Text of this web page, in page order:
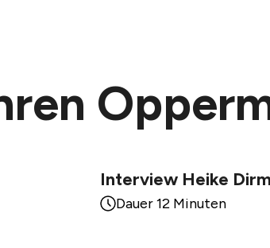
Interview Heike
Dauer 12 Minuten